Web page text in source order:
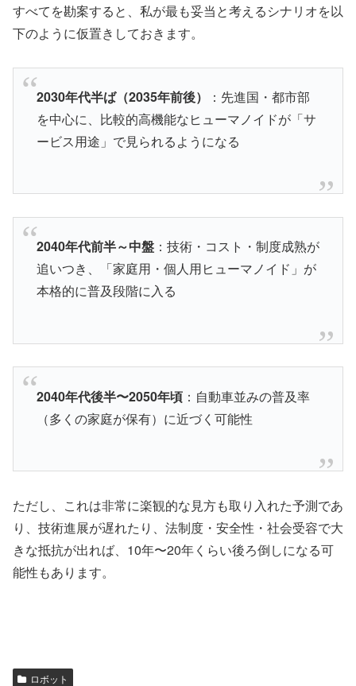
すべてを勘案すると、私が最も妥当と考えるシナリオを以
下のように仮置きしておきます。
2030年代半ば（2035年前後）
：先進国・都市部
を中心に、比較的高機能なヒューマノイドが「サ
ービス用途」で見られるようになる
2040年代前半～中盤：技術・コスト・制度成熟が
追いつき、「家庭用・個人用ヒューマノイド」が
本格的に普及段階に入る
2040年代後半〜2050年頃：自動車並みの普及率
（多くの家庭が保有）に近づく可能性
ただし、これは非常に楽観的な見方も取り入れた予測であ
り、技術進展が遅れたり、法制度・安全性・社会受容で大
きな抵抗が出れば、10年〜20年くらい後ろ倒しになる可
能性もあります。
ロボット